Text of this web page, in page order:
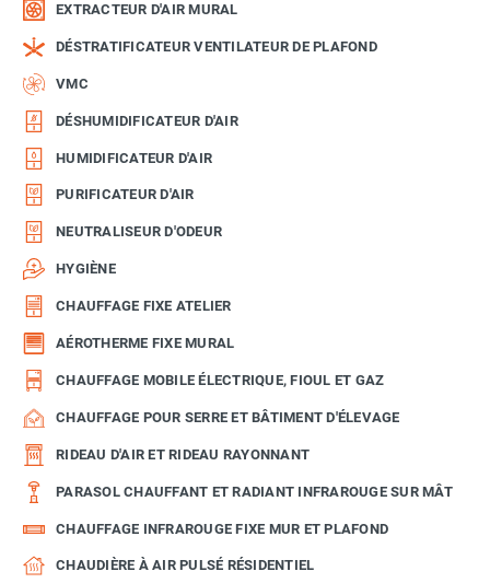
EXTRACTEUR D'AIR MURAL
DÉSTRATIFICATEUR VENTILATEUR DE PLAFOND
VMC
DÉSHUMIDIFICATEUR D'AIR
HUMIDIFICATEUR D'AIR
PURIFICATEUR D'AIR
NEUTRALISEUR D'ODEUR
HYGIÈNE
CHAUFFAGE FIXE ATELIER
AÉROTHERME FIXE MURAL
CHAUFFAGE MOBILE ÉLECTRIQUE, FIOUL ET GAZ
CHAUFFAGE POUR SERRE ET BÂTIMENT D'ÉLEVAGE
RIDEAU D'AIR ET RIDEAU RAYONNANT
PARASOL CHAUFFANT ET RADIANT INFRAROUGE SUR MÂT
CHAUFFAGE INFRAROUGE FIXE MUR ET PLAFOND
CHAUDIÈRE À AIR PULSÉ RÉSIDENTIEL